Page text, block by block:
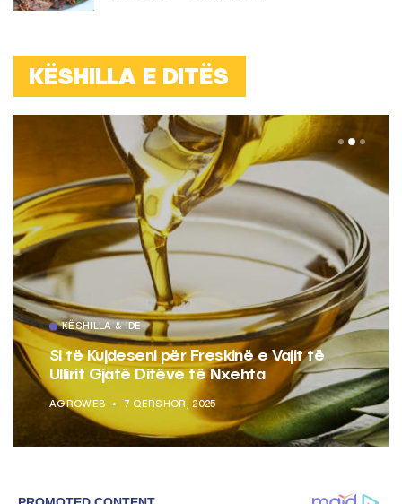
KËSHILLA E DITËS
KËSHILLA & IDE
Si të Kujdeseni për Freskinë e Vajit të
Ullirit Gjatë Ditëve të Nxehta
AGROWEB 7 QERSHOR, 2025